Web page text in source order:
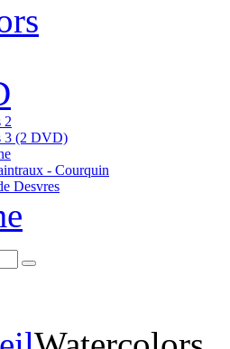
2
3 (2 DVD)
- Courquin
Desvres